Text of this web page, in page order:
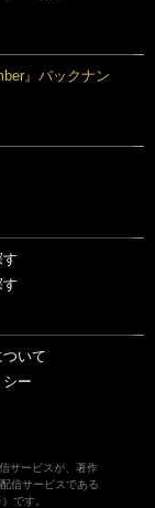
』バックナン
す
す
いて
ー
サービスが、著作
信サービスである
です。